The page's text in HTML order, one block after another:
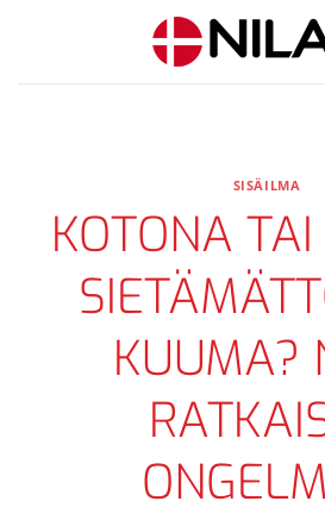
SISÄILMA
KOTONA
KUUMA?